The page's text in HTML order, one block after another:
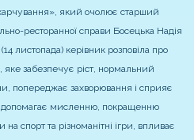
який очолює старший
ресторанної справи Босецька Надія
листопада) керівник розповіла про
яке забезпечує ріст, нормальний
попереджає захворювання і сприяє
допомагає мисленню, покращенню
на спорт та різноманітні ігри, впливає